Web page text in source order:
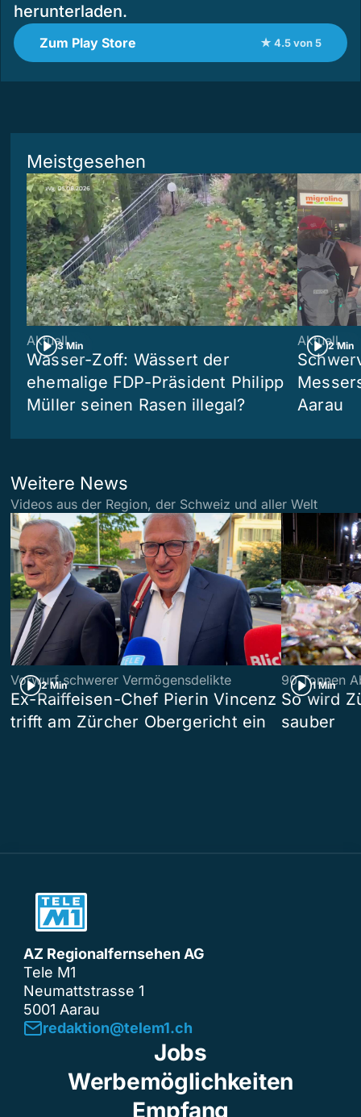
herunterladen.
Zum Play Store ★ 4.5 von 5
Meistgesehen
3 Min
Aktuell
Wasser-Zoff: Wässert der
ehemalige FDP-Präsident Philipp
Müller seinen Rasen illegal?
2 Min
Aktuell
Aarau
Weitere News
Videos aus der Region, der Schweiz und aller Welt
2 Min
Vorwurf schwerer Vermögensdelikte
Ex-Raiffeisen-Chef Pierin Vincenz
trifft am Zürcher Obergericht ein
1 Min
90 Tonnen
So wird
sauber
AZ Regionalfernsehen AG
Tele M1
Neumattstrasse 1
5001 Aarau
redaktion@telem1.ch
Jobs
Werbemöglichkeiten
Empfang